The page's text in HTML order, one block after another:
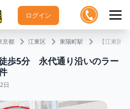
ログイン
京都 江東区 東陽町駅 【江東区
徒歩5分 永代通り沿いのラー
日